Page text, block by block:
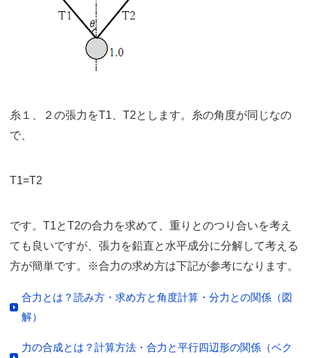
糸１、２の張力をT1、T2とします。糸の角度が同じなの
で、
T1=T2
です。T1とT2の合力を求めて、重りとのつり合いを考え
ても良いですが、張力を鉛直と水平成分に分解して考える
方が簡単です。※合力の求め方は下記が参考になります。
合力とは？読み方・求め方と角度計算・分力との関係（図
解）
力の合成とは？計算方法・合力と平行四辺形の関係（ベク